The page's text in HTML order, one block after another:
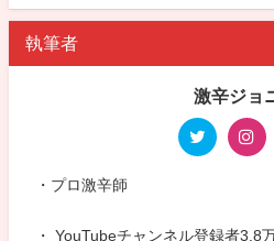
執筆者
激辛ジョ
・プロ激辛師
・ YouTubeチャンネル登録者3.8